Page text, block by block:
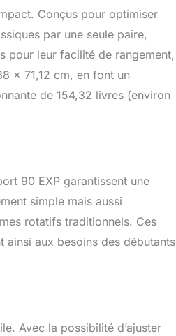
Conçus pour optimiser
par une seule paire,
pour leur facilité de rangement,
x 71,12 cm, en font un
de 154,32 livres (environ
90 EXP garantissent une
simple mais aussi
rotatifs traditionnels. Ces
aux besoins des débutants
Avec la possibilité d’ajuster